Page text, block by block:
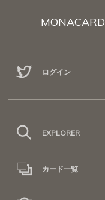
MONACARD
ログイン
EXPLORER
カード一覧